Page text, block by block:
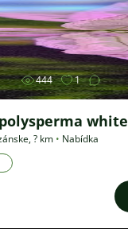
Obrázek
444 1
white
,? km • Nabídka